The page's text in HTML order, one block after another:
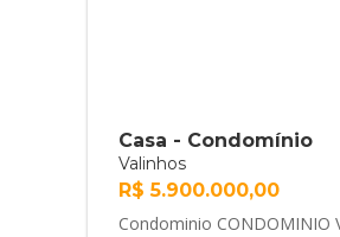
Casa - Condomínio
Valinhos
R$ 5.900.000,00
Condominio CONDOMINIO